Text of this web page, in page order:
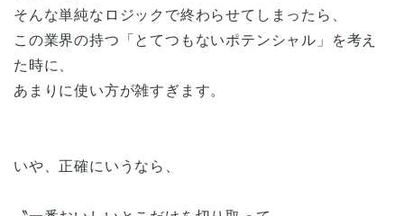
そんな単純なロジックで終わらせてしまったら、
この業界の持つ「とてつもないポテンシャル」を考え
た時に、
あまりに使い方が雑すぎます。
いや、正確にいうなら、